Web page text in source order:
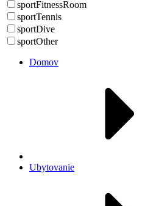
sportFitnessRoom
sportTennis
sportDive
sportOther
Domov
Ubytovanie